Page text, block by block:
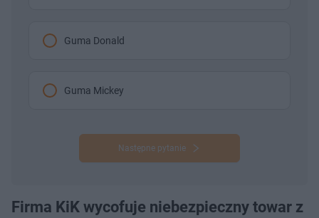
Guma Donald
Guma Mickey
Następne pytanie
Firma KiK wycofuje niebezpieczny towar z